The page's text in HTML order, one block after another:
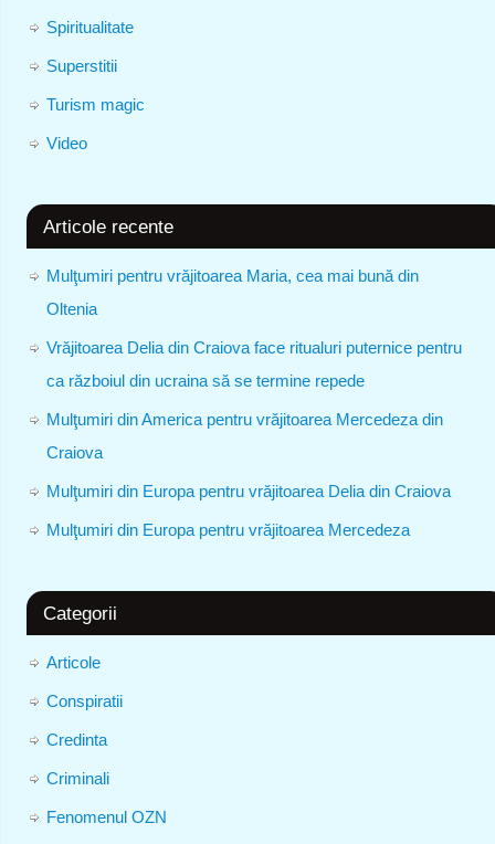
Spiritualitate
Superstitii
Turism magic
Video
Articole recente
Mulţumiri pentru vrăjitoarea Maria, cea mai bună din
Oltenia
Vrăjitoarea Delia din Craiova face ritualuri puternice pentru
ca războiul din ucraina să se termine repede
Mulţumiri din America pentru vrăjitoarea Mercedeza din
Craiova
Mulţumiri din Europa pentru vrăjitoarea Delia din Craiova
Mulţumiri din Europa pentru vrăjitoarea Mercedeza
Categorii
Articole
Conspiratii
Credinta
Criminali
Fenomenul OZN